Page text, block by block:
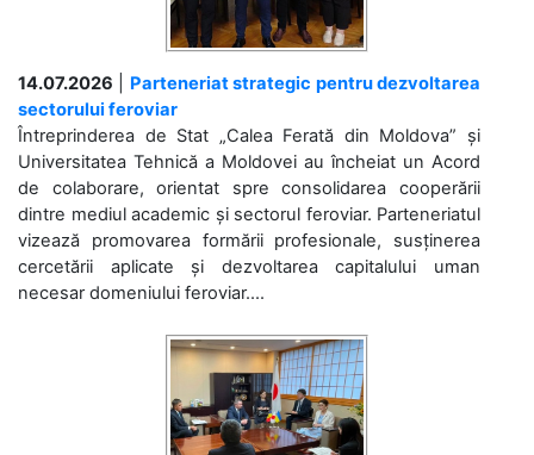
14.07.2026
Parteneriat strategic pentru dezvoltarea
sectorului feroviar
Întreprinderea de Stat „Calea Ferată din Moldova” și
Universitatea Tehnică a Moldovei au încheiat un Acord
de colaborare, orientat spre consolidarea cooperării
dintre mediul academic și sectorul feroviar. Parteneriatul
vizează promovarea formării profesionale, susținerea
cercetării aplicate și dezvoltarea capitalului uman
necesar domeniului feroviar....